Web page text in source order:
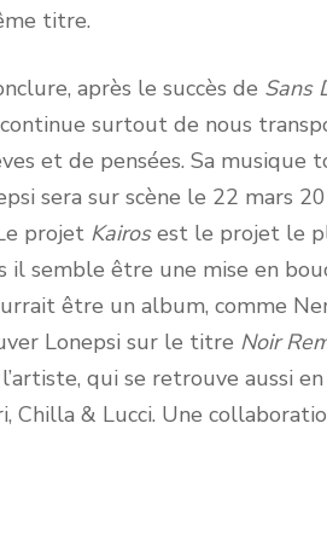
titre.
après le succès de Sans
surtout de nous
et de pensées. Sa
sera sur scène le 22 mars
projet Kairosest le projet le
il semble être une mise en
être un album, comme
Lonepsi sur le titre Noir
qui se retrouve aussi
Chilla & Lucci. Une